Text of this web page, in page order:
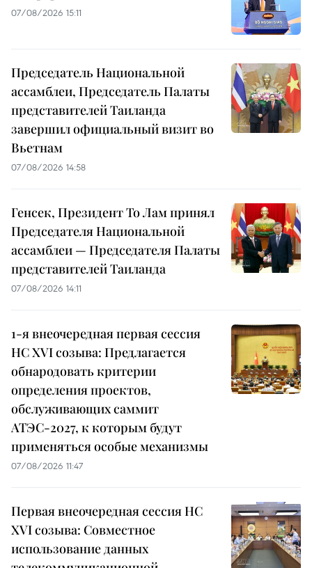
07/08/2026 15:11
Председатель Национальной
ассамблеи, Председатель Палаты
представителей Таиланда
завершил официальный визит во
Вьетнам
07/08/2026 14:58
Генсек, Президент То Лам принял
Председателя Национальной
ассамблеи — Председателя Палаты
представителей Таиланда
07/08/2026 14:11
1-я внеочередная первая сессия
НС XVI созыва: Предлагается
обнародовать критерии
определения проектов,
обслуживающих саммит
АТЭС-2027, к которым будут
применяться особые механизмы
07/08/2026 11:47
Первая внеочередная сессия НС
XVI созыва: Совместное
использование данных